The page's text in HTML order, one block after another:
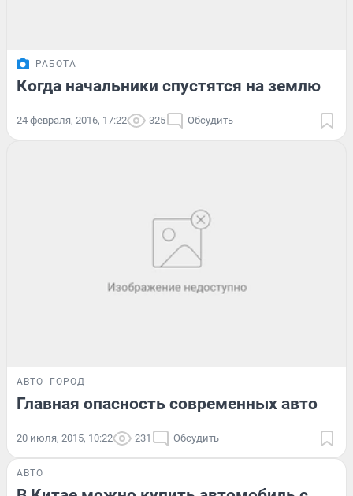
РАБОТА
Когда начальники спустятся на землю
24 февраля, 2016, 17:22 325 Обсудить
АВТО ГОРОД
Главная опасность современных авто
20 июля, 2015, 10:22 231 Обсудить
АВТО